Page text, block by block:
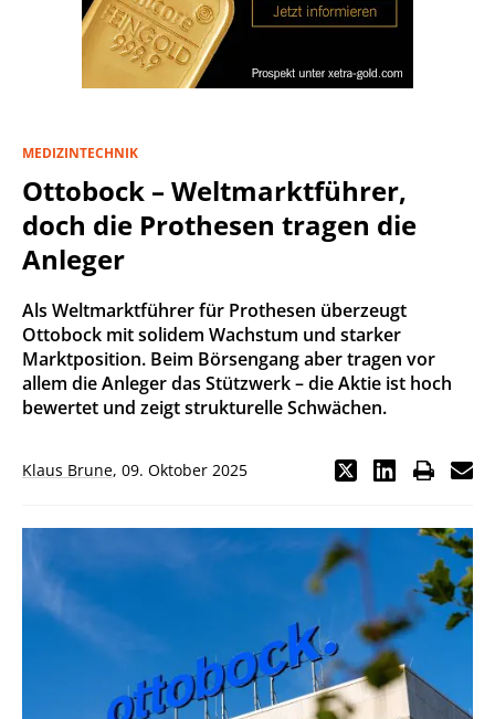
MEDIZINTECHNIK
Ottobock – Weltmarktführer,
doch die Prothesen tragen die
Anleger
Als Weltmarktführer für Prothesen überzeugt
Ottobock mit solidem Wachstum und starker
Marktposition. Beim Börsengang aber tragen vor
allem die Anleger das Stützwerk – die Aktie ist hoch
bewertet und zeigt strukturelle Schwächen.
Klaus Brune, 09. Oktober 2025